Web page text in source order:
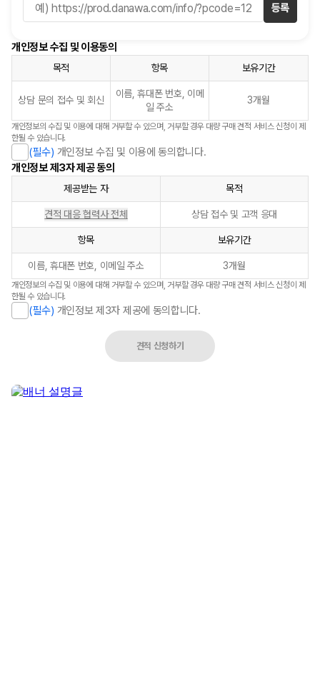
등록
개인정보 수집 및 이용동의
목적 항목 보유기간
상담 문의 접수 및 회신
이름, 휴대폰 번호, 이메
일 주소
3개월
개인정보의 수집 및 이용에 대해 거부할 수 있으며, 거부할 경우 대량 구매 견적 서비스 신청이 제
한될 수 있습니다.
(필수) 개인정보 수집 및 이용에 동의합니다.
개인정보 제3자 제공 동의
제공받는 자 목적
견적 대응 협력사 전체 상담 접수 및 고객 응대
항목 보유기간
이름, 휴대폰 번호, 이메일 주소 3개월
개인정보의 수집 및 이용에 대해 거부할 수 있으며, 거부할 경우 대량 구매 견적 서비스 신청이 제
한될 수 있습니다.
(필수) 개인정보 제3자 제공에 동의합니다.
견적 신청하기